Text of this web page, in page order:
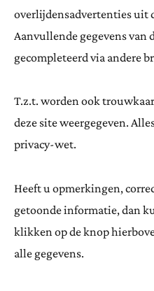
overlijdensadvertenties uit
Aanvullende gegevens van
gecompleteerd via andere
T.z.t. worden ook
deze site weergegeven.
privacy-wet.
Heeft u opmerkingen,
getoonde informatie, dan
klikken op de knop
alle gegevens.